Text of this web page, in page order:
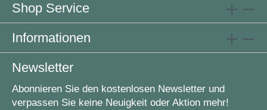
Shop Service
Informationen
Newsletter
Abonnieren Sie den kostenlosen Newsletter und
verpassen Sie keine Neuigkeit oder Aktion mehr!